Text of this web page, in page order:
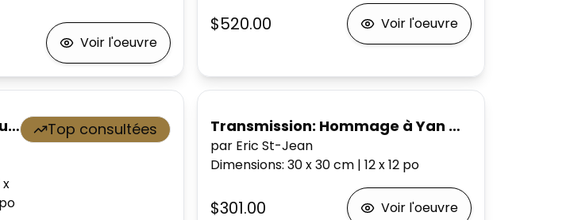
Voir l'oeuvre
$520.00 Voir l'oeuvre
«Easter Bonus »
x
po
Top consultées Transmission: Hommage à Yan Curtis,
par Eric St-Jean
Dimensions:30 x 30cm |12 x 12 po
$301.00 Voir l'oeuvre